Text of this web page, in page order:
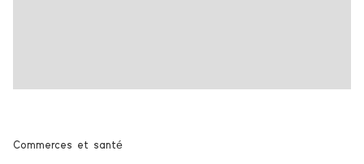
Commerces et santé